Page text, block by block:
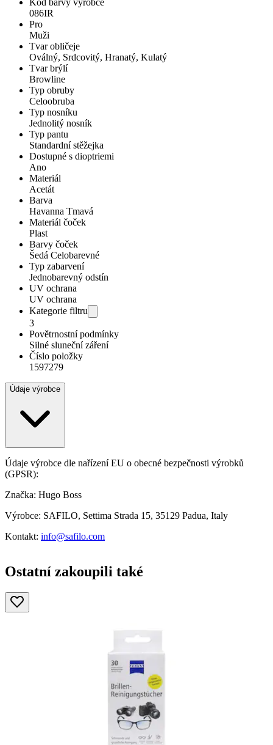
086IR
Pro
Muži
Tvar obličeje
Oválný, Srdcovitý, Hranatý, Kulatý
Tvar brýlí
Browline
Typ obruby
Celoobruba
Typ nosníku
Jednolitý nosník
Typ pantu
Standardní stěžejka
Dostupné s dioptriemi
Ano
Materiál
Acetát
Barva
Havanna Tmavá
Materiál čoček
Plast
Barvy čoček
Šedá Celobarevné
Typ zabarvení
Jednobarevný odstín
UV ochrana
UV ochrana
Kategorie filtru
3
Povětrnostní podmínky
Silné sluneční záření
Číslo položky
1597279
Údaje výrobce
Údaje výrobce dle nařízení EU o obecné bezpečnosti výrobků
(GPSR):
Značka: Hugo Boss
Výrobce: SAFILO, Settima Strada 15, 35129 Padua, Italy
Kontakt: info@safilo.com
Ostatní zakoupili také